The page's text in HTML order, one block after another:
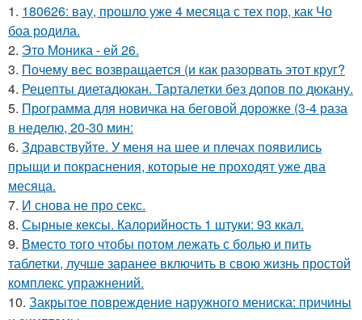
1. 180626: вау, прошло уже 4 месяца с тех пор, как Чо
боа родила.
2. Это Моника - ей 26.
3. Почему вес возвращается (и как разорвать этот круг?
4. Рецепты диетадюкан. Тарталетки без допов по дюкану.
5. Программа для новичка на беговой дорожке (3-4 раза
в неделю, 20-30 мин:
6. Здравствуйте. У меня на шее и плечах появились
прыщи и покраснения, которые не проходят уже два
месяца.
7. И снова не про секс.
8. Сырные кексы. Калорийность 1 штуки: 93 ккал.
9. Вместо того чтобы потом лежать с болью и пить
таблетки, лучше заранее включить в свою жизнь простой
комплекс упражнений.
10. Закрытое повреждение наружного мениска: причины